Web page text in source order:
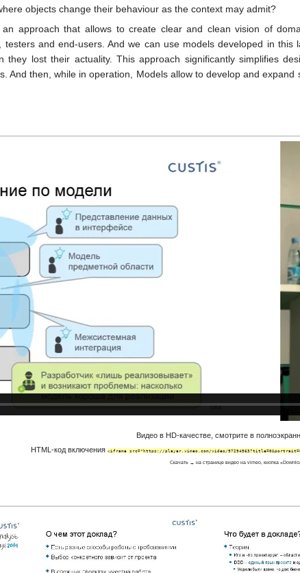
objects change their behaviour as the context may admit?
approach that allows to create clear and clean vision of
testers and end-users. And we can use models developed in
they lost their actuality. This approach significantly simplifies
And then, while in operation, Models allow to develop and
Видео в HD-качестве, смотрите в
HTML-код включения <iframe src="https://player.vimeo.com/video/
Скачать → на странице видео на vimeo, кнопка